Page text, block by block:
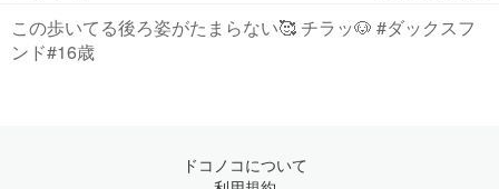
この歩いてる後ろ姿がたまらない🥰 チラッ🐶 #ダックスフ
ンド#16歳
ドコノコについて